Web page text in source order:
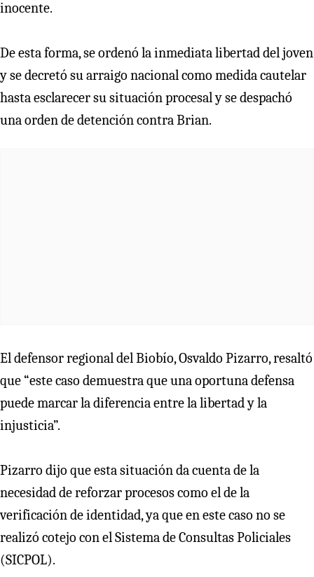
inocente.
De esta forma, se ordenó la inmediata libertad del joven
y se decretó su arraigo nacional como medida cautelar
hasta esclarecer su situación procesal y se despachó
una orden de detención contra Brian.
El defensor regional del Biobío, Osvaldo Pizarro, resaltó
que “este caso demuestra que una oportuna defensa
puede marcar la diferencia entre la libertad y la
injusticia”.
Pizarro dijo que esta situación da cuenta de la
necesidad de reforzar procesos como el de la
verificación de identidad, ya que en este caso no se
realizó cotejo con el Sistema de Consultas Policiales
(SICPOL).